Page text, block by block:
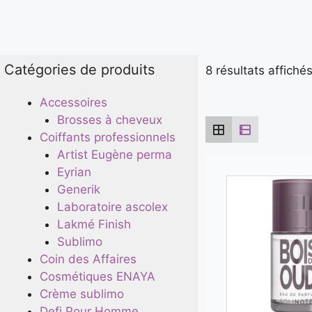
Catégories de produits
Accessoires
Brosses à cheveux
Coiffants professionnels
Artist Eugène perma
Eyrian
Generik
Laboratoire ascolex
Lakmé Finish
Sublimo
Coin des Affaires
Cosmétiques ENAYA
Crème sublimo
8 résultats affichés